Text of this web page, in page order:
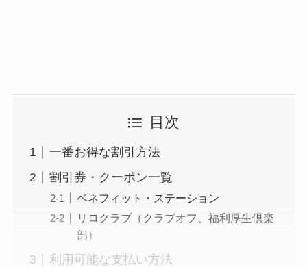
目次
一番お得な割引方法
割引券・クーポン一覧
ベネフィット・ステーション
リロクラブ（クラブオフ、福利厚生倶楽
部）
利用可能な支払い方法